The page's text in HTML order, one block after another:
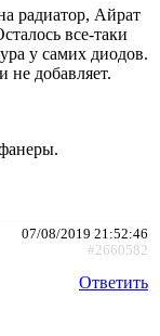
радиатор, Айрат
все-таки
у самих диодов.
добавляет.
07/08/2019 21:52:46
#2660582
Ответить